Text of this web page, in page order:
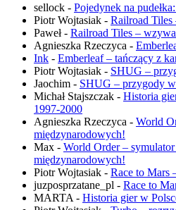
sellock - Pojedynek na
Piotr Wojtasiak - Railroad
Paweł- Railroad Tiles –
Agnieszka Rzeczyca -
Ink - Emberleaf – tańczący z
Piotr Wojtasiak - SHUG –
Jaochim - SHUG – przygody w
Michał Stajszczak - Historia
1997-2000
Agnieszka Rzeczyca - World
międzynarodowych!
Max - World Order –
międzynarodowych!
Piotr Wojtasiak - Race to Mars
juzposprzatane_pl - Race to
MARTA - Historia gier w